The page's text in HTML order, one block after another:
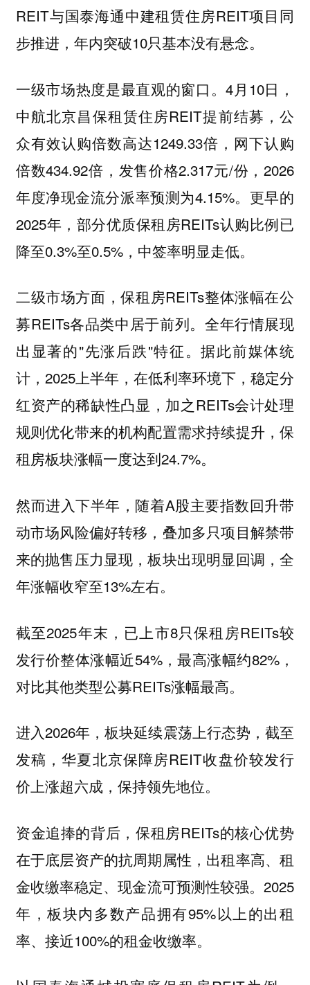
REIT与国泰海通中建租赁住房REIT项目同
步推进，年内突破10只基本没有悬念。
一级市场热度是最直观的窗口。4月10日，
中航北京昌保租赁住房REIT提前结募，公
众有效认购倍数高达1249.33倍，网下认购
倍数434.92倍，发售价格2.317元/份，2026
年度净现金流分派率预测为4.15%。更早的
2025年，部分优质保租房REITs认购比例已
降至0.3%至0.5%，中签率明显走低。
二级市场方面，保租房REITs整体涨幅在公
募REITs各品类中居于前列。全年行情展现
出显著的"先涨后跌"特征。据此前媒体统
计，2025上半年，在低利率环境下，稳定分
红资产的稀缺性凸显，加之REITs会计处理
规则优化带来的机构配置需求持续提升，保
租房板块涨幅一度达到24.7%。
然而进入下半年，随着A股主要指数回升带
动市场风险偏好转移，叠加多只项目解禁带
来的抛售压力显现，板块出现明显回调，全
年涨幅收窄至13%左右。
截至2025年末，已上市8只保租房REITs较
发行价整体涨幅近54%，最高涨幅约82%，
对比其他类型公募REITs涨幅最高。
进入2026年，板块延续震荡上行态势，截至
发稿，华夏北京保障房REIT收盘价较发行
价上涨超六成，保持领先地位。
资金追捧的背后，保租房REITs的核心优势
在于底层资产的抗周期属性，出租率高、租
金收缴率稳定、现金流可预测性较强。2025
年，板块内多数产品拥有95%以上的出租
率、接近100%的租金收缴率。